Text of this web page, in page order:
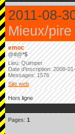
2011-08-
Mieux/
emoc
@#@*$
Lieu: Quimper
Date d'inscription: 2008-
Messages: 1576
Site web
Hors ligne
Pages: 1